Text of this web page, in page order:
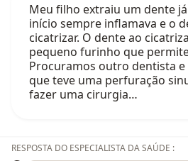
Meu filho extraiu um dente
início sempre inflamava e o
cicatrizar. O dente ao
pequeno furinho que
Procuramos outro dentista
que teve uma perfuração
fazer uma cirurgia…
RESPOSTA DO ESPECIALISTA DA SAÚDE :